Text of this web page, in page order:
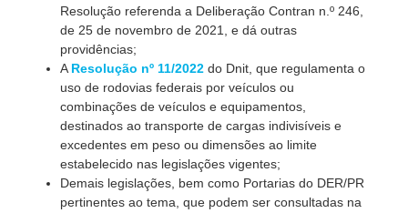
Resolução referenda a Deliberação Contran n.º 246,
de 25 de novembro de 2021, e dá outras
providências;
A Resolução nº 11/2022 do Dnit, que regulamenta o
uso de rodovias federais por veículos ou
combinações de veículos e equipamentos,
destinados ao transporte de cargas indivisíveis e
excedentes em peso ou dimensões ao limite
estabelecido nas legislações vigentes;
Demais legislações, bem como Portarias do DER/PR
pertinentes ao tema, que podem ser consultadas na